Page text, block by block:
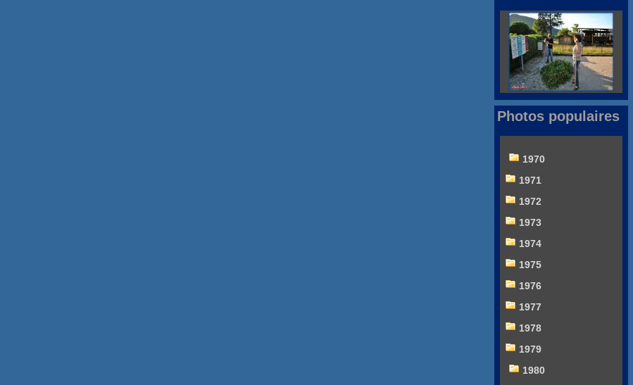
Photos populaires
1970
1971
1972
1973
1974
1975
1976
1977
1978
1979
1980